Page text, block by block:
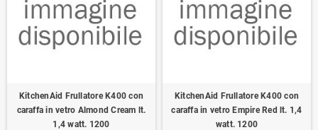
KitchenAid Frullatore K400 con
caraffa in vetro Almond Cream lt.
1,4 watt. 1200
KitchenAid Frullatore K400 con
caraffa in vetro Empire Red lt. 1,4
watt. 1200